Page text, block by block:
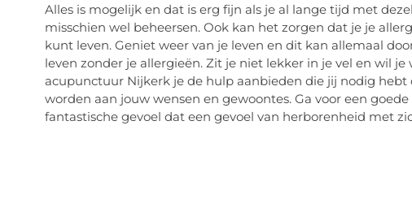
Alles is mogelijk en dat is erg fijn als je al lange tijd met
misschien wel beheersen. Ook kan het zorgen dat je je
kunt leven. Geniet weer van je leven en dit kan allemaal
leven zonder je allergieën. Zit je niet lekker in je vel en wil
acupunctuur Nijkerk je de hulp aanbieden die jij nodig
worden aan jouw wensen en gewoontes. Ga voor een
fantastische gevoel dat een gevoel van herborenheid met